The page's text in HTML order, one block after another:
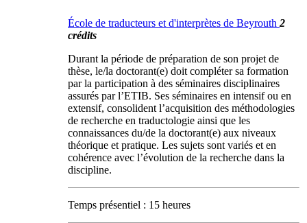
École de traducteurs et d'interprètes de Beyrouth 2
crédits
Durant la période de préparation de son projet de
thèse, le/la doctorant(e) doit compléter sa formation
par la participation à des séminaires disciplinaires
assurés par l’ETIB. Ses séminaires en intensif ou en
extensif, consolident l’acquisition des méthodologies
de recherche en traductologie ainsi que les
connaissances du/de la doctorant(e) aux niveaux
théorique et pratique. Les sujets sont variés et en
cohérence avec l’évolution de la recherche dans la
discipline.
Temps présentiel : 15 heures